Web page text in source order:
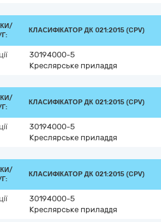
КЛАСИФІКАТОР ДК 021:2015 (CPV)
30194000-5
Креслярське приладдя
КЛАСИФІКАТОР ДК 021:2015 (CPV)
30194000-5
Креслярське приладдя
КЛАСИФІКАТОР ДК 021:2015 (CPV)
30194000-5
Креслярське приладдя